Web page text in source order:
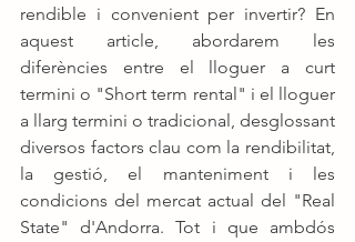
rendible i convenient per invertir? En
aquest article, abordarem les
diferències entre el lloguer a curt
termini o "Short term rental" i el lloguer
a llarg termini o tradicional, desglossant
diversos factors clau com la rendibilitat,
la gestió, el manteniment i les
condicions del mercat actual del "Real
State" d'Andorra. Tot i que ambdós